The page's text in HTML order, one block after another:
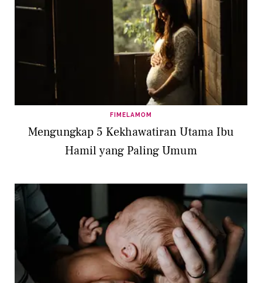
FIMELAMOM
Mengungkap 5 Kekhawatiran Utama Ibu
Hamil yang Paling Umum